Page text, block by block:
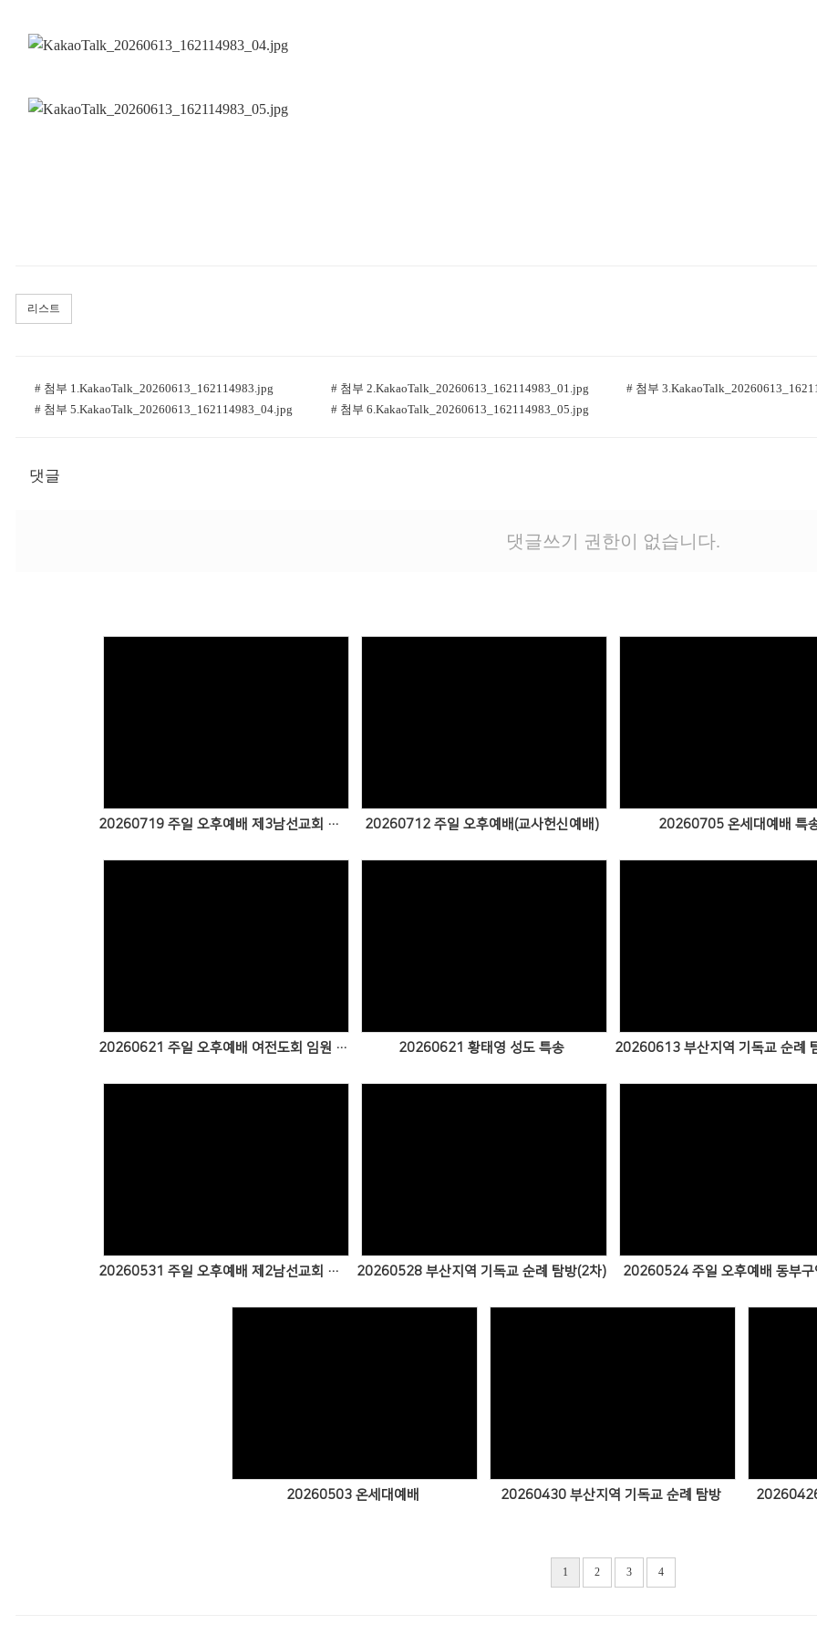
리스트
# 첨부 1.KakaoTalk_20260613_162114983.jpg # 첨부 2.KakaoTalk_20260613_162114983_01.jpg # 첨부
# 첨부 5.KakaoTalk_20260613_162114983_04.jpg
# 첨부 6.KakaoTalk_20260613_162114983_05.jpg
댓글
댓글쓰기 권한이 없습니다.
20260719 주일 오후예배 제3남선교회 특송 20260712 주일 오후예배(교사헌신예배) 20260705 온세대예배 특
20260621 주일 오후예배 여전도회 임원 특송 20260621 황태영 성도 특송 20260613 부산지역 기독교 순례
20260531 주일 오후예배 제2남선교회 특송 20260528 부산지역 기독교 순례 탐방(2차) 20260524 주일 오후예배 동부구
20260503 온세대예배 20260430 부산지역 기독교 순례 탐방
1 2 3 4